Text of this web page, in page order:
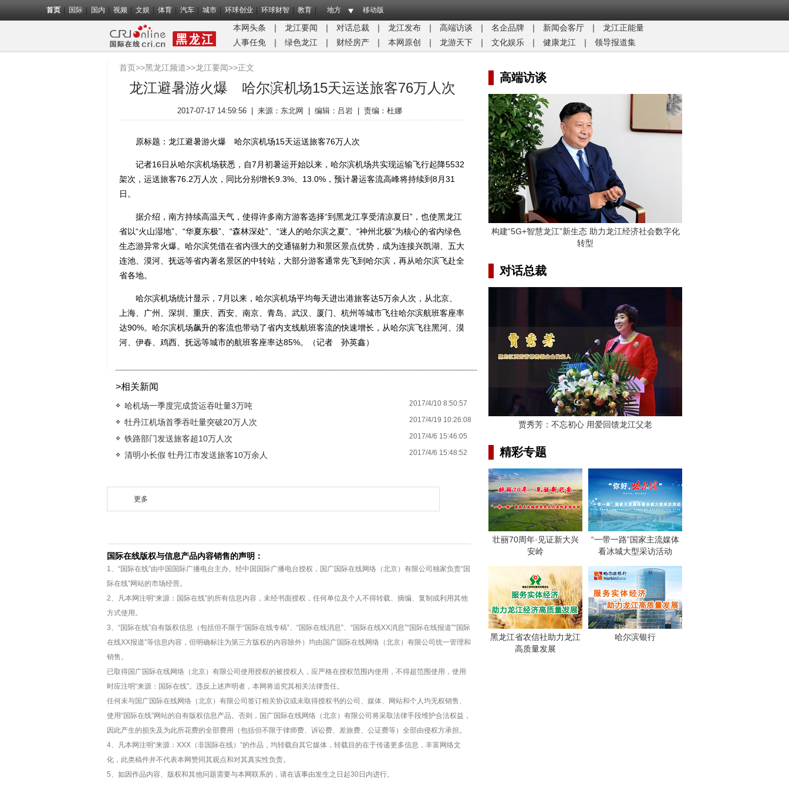
首页 国际 国内 视频 文娱 体育 汽车 城市 环球创业 环球财智 教育 地方 移动版
本网头条 ｜ 龙江要闻 ｜ 对话总裁 ｜ 龙江发布 ｜ 高端访谈 ｜ 名企品牌 ｜ 新闻会客厅 ｜
龙江正能量​
人事任免
｜ 绿色龙江 ｜ 财经房产 ｜ 本网原创 ｜ 龙游天下 ｜ 文化娱乐 ｜ 健康龙江 ｜ 领导报道集
首页>>黑龙江频道>>龙江要闻>>正文
龙江避暑游火爆 哈尔滨机场15天运送旅客76万人次
2017-07-17 14:59:56 来源： 东北网 编辑：吕岩 责编：杜娜
原标题：龙江避暑游火爆 哈尔滨机场15天运送旅客76万人次
记者16日从哈尔滨机场获悉，自7月初暑运开始以来，哈尔滨机场共实现运输飞行起降5532
架次，运送旅客76.2万人次，同比分别增长9.3%、13.0%，预计暑运客流高峰将持续到8月31
日。
据介绍，南方持续高温天气，使得许多南方游客选择“到黑龙江享受清凉夏日”，也使黑龙江
省以“火山湿地”、“华夏东极”、“森林深处”、“迷人的哈尔滨之夏”、“神州北极”为核心的省内绿色
生态游异常火爆。哈尔滨凭借在省内强大的交通辐射力和景区景点优势，成为连接兴凯湖、五大
连池、漠河、抚远等省内著名景区的中转站，大部分游客通常先飞到哈尔滨，再从哈尔滨飞赴全
省各地。
哈尔滨机场统计显示，7月以来，哈尔滨机场平均每天进出港旅客达5万余人次，从北京、
上海、广州、深圳、重庆、西安、南京、青岛、武汉、厦门、杭州等城市飞往哈尔滨航班客座率
达90%。哈尔滨机场飙升的客流也带动了省内支线航班客流的快速增长，从哈尔滨飞往黑河、漠
河、伊春、鸡西、抚远等城市的航班客座率达85%。（记者 孙英鑫）
>相关新闻
哈机场一季度完成货运吞吐量3万吨 2017/4/10 8:50:57
牡丹江机场首季吞吐量突破20万人次 2017/4/19 10:26:08
铁路部门发送旅客超10万人次 2017/4/6 15:46:05
清明小长假 牡丹江市发送旅客10万余人 2017/4/6 15:48:52
更多
国际在线版权与信息产品内容销售的声明：
1、“国际在线”由中国国际广播电台主办。经中国国际广播电台授权，国广国际在线网络（北京）有限公司独家负责“国
际在线”网站的市场经营。
2、凡本网注明“来源：国际在线”的所有信息内容，未经书面授权，任何单位及个人不得转载、摘编、复制或利用其他
方式使用。
3、“国际在线”自有版权信息（包括但不限于“国际在线专稿”、“国际在线消息”、“国际在线XX消息”“国际在线报道”“国际
在线XX报道”等信息内容，但明确标注为第三方版权的内容除外）均由国广国际在线网络（北京）有限公司统一管理和
销售。
已取得国广国际在线网络（北京）有限公司使用授权的被授权人，应严格在授权范围内使用，不得超范围使用，使用
时应注明“来源：国际在线”。违反上述声明者，本网将追究其相关法律责任。
任何未与国广国际在线网络（北京）有限公司签订相关协议或未取得授权书的公司、媒体、网站和个人均无权销售、
使用“国际在线”网站的自有版权信息产品。否则，国广国际在线网络（北京）有限公司将采取法律手段维护合法权益，
因此产生的损失及为此所花费的全部费用（包括但不限于律师费、诉讼费、差旅费、公证费等）全部由侵权方承担。
4、凡本网注明“来源：XXX（非国际在线）”的作品，均转载自其它媒体，转载目的在于传递更多信息，丰富网络文
化，此类稿件并不代表本网赞同其观点和对其真实性负责。
5、如因作品内容、版权和其他问题需要与本网联系的，请在该事由发生之日起30日内进行。
高端访谈
构建“5G+智慧龙江”新生态 助力龙江经济社会数字化
转型
对话总裁
贾秀芳：不忘初心 用爱回馈龙江父老
精彩专题
壮丽70周年·见证新大兴
安岭
“一带一路”国家主流媒体
看冰城大型采访活动
黑龙江省农信社助力龙江
高质量发展
哈尔滨银行